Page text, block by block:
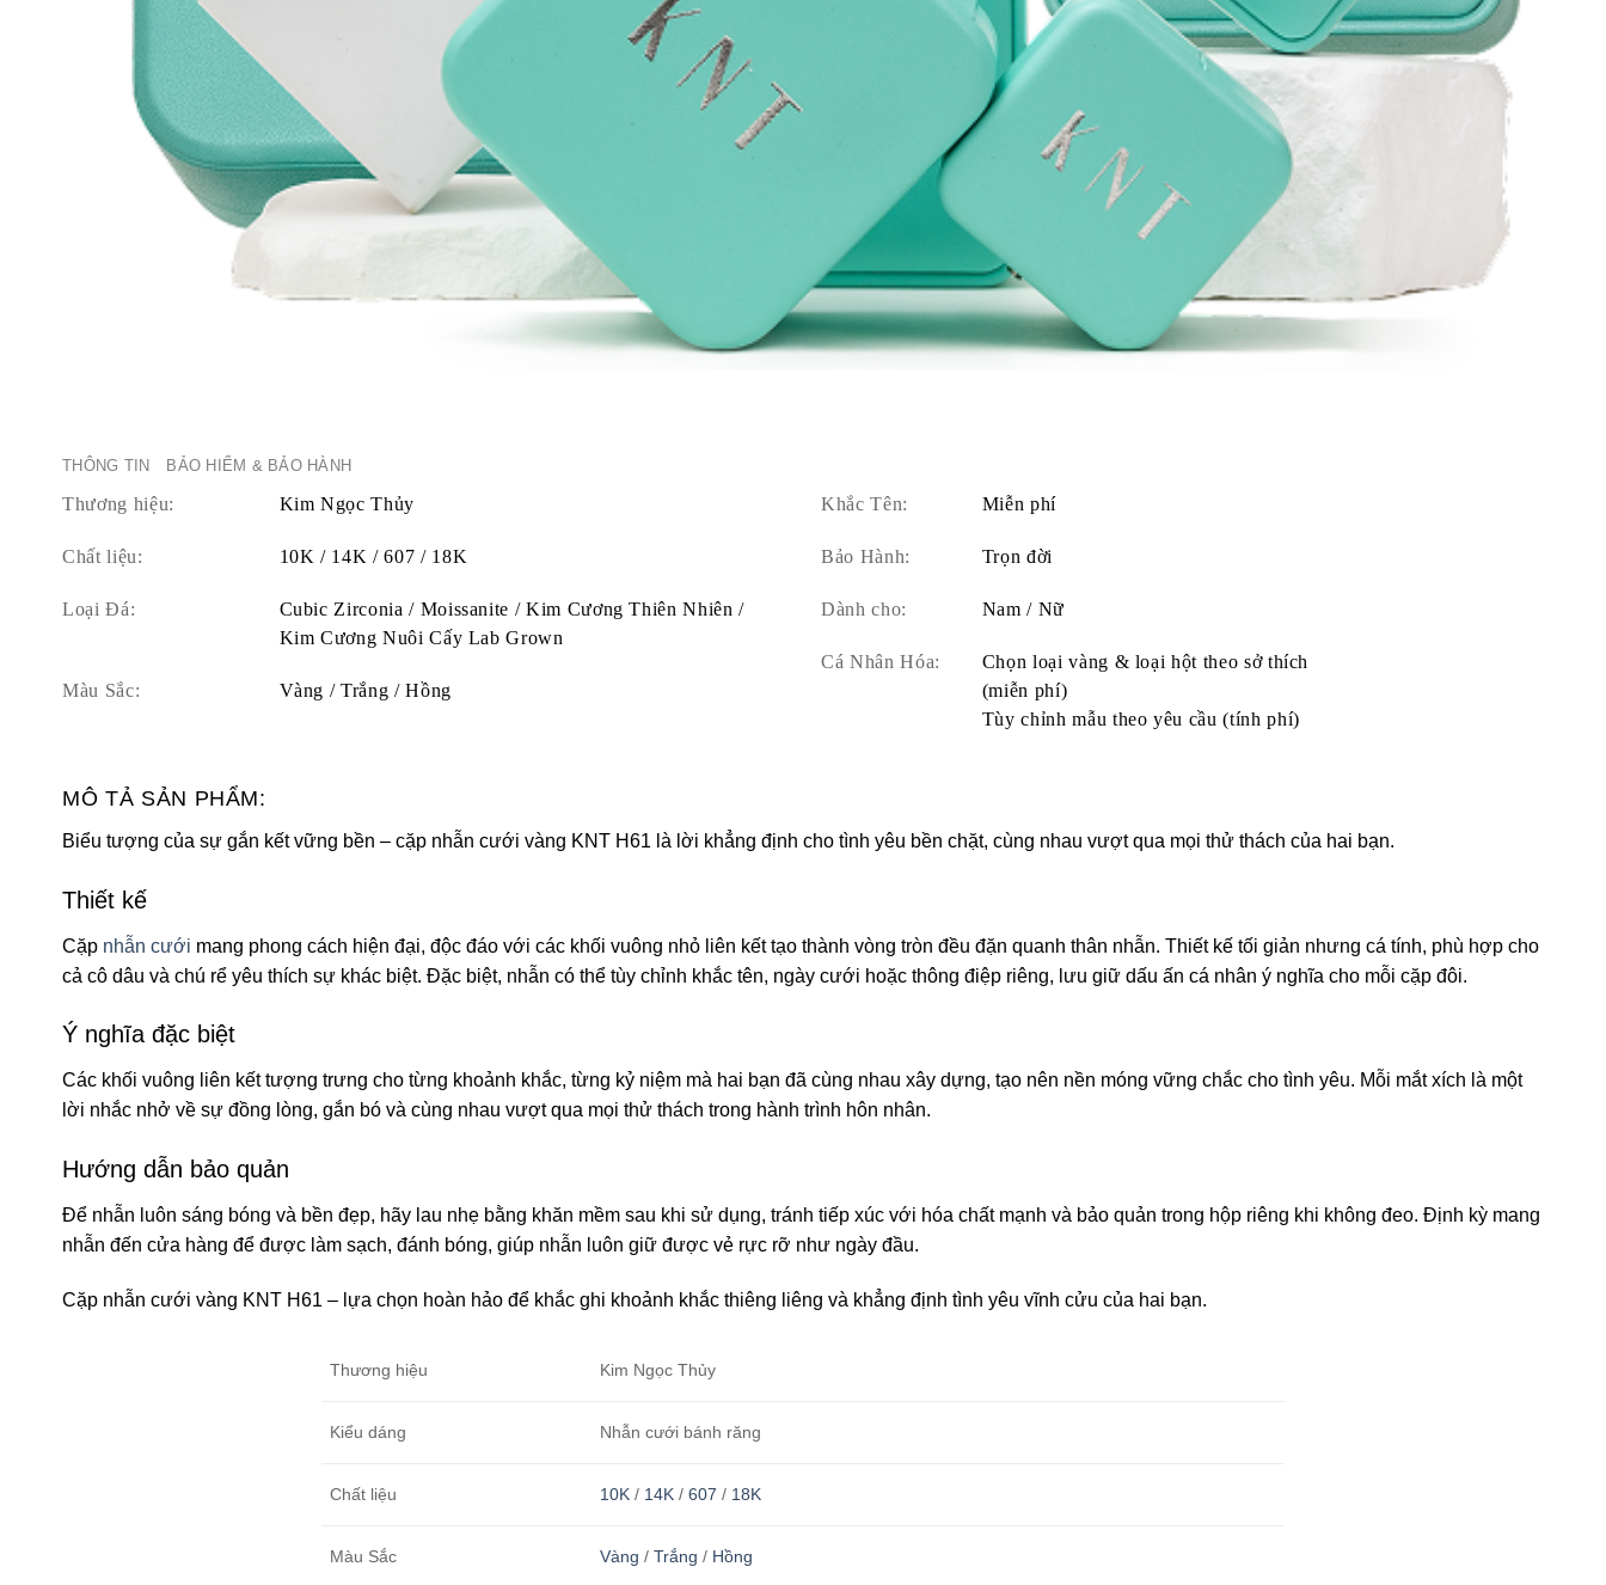
THÔNG TIN BẢO HIỂM & BẢO HÀNH
Thương hiệu: Kim Ngọc Thủy
Chất liệu: 10K / 14K / 607 / 18K
Loại Đá:
Cubic Zirconia / Moissanite / Kim Cương Thiên Nhiên /
Kim Cương Nuôi Cấy Lab Grown
Màu Sắc: Vàng / Trắng / Hồng
Khắc Tên: Miễn phí
Bảo Hành: Trọn đời
Dành cho: Nam / Nữ
Cá Nhân Hóa:
Chọn loại vàng & loại hột theo sở thích
(miễn phí)
Tùy chỉnh mẫu theo yêu cầu (tính phí)
MÔ TẢ SẢN PHẨM:
Biểu tượng của sự gắn kết vững bền – cặp nhẫn cưới vàng KNT H61 là lời khẳng định cho tình yêu bền chặt, cùng nhau vượt qua mọi thử thách của hai bạn.
Thiết kế
Cặp nhẫn cưới mang phong cách hiện đại, độc đáo với các khối vuông nhỏ liên kết tạo thành vòng tròn đều đặn quanh thân nhẫn. Thiết kế tối giản nhưng cá tính, phù hợp cho
cả cô dâu và chú rể yêu thích sự khác biệt. Đặc biệt, nhẫn có thể tùy chỉnh khắc tên, ngày cưới hoặc thông điệp riêng, lưu giữ dấu ấn cá nhân ý nghĩa cho mỗi cặp đôi.
Ý nghĩa đặc biệt
Các khối vuông liên kết tượng trưng cho từng khoảnh khắc, từng kỷ niệm mà hai bạn đã cùng nhau xây dựng, tạo nên nền móng vững chắc cho tình yêu. Mỗi mắt xích là một
lời nhắc nhở về sự đồng lòng, gắn bó và cùng nhau vượt qua mọi thử thách trong hành trình hôn nhân.
Hướng dẫn bảo quản
Để nhẫn luôn sáng bóng và bền đẹp, hãy lau nhẹ bằng khăn mềm sau khi sử dụng, tránh tiếp xúc với hóa chất mạnh và bảo quản trong hộp riêng khi không đeo. Định kỳ mang
nhẫn đến cửa hàng để được làm sạch, đánh bóng, giúp nhẫn luôn giữ được vẻ rực rỡ như ngày đầu.
Cặp nhẫn cưới vàng KNT H61 – lựa chọn hoàn hảo để khắc ghi khoảnh khắc thiêng liêng và khẳng định tình yêu vĩnh cửu của hai bạn.
Thương hiệu Kim Ngọc Thủy
Kiểu dáng Nhẫn cưới bánh răng
Chất liệu 10K / 14K /607 / 18K
Màu Sắc Vàng /Trắng / Hồng